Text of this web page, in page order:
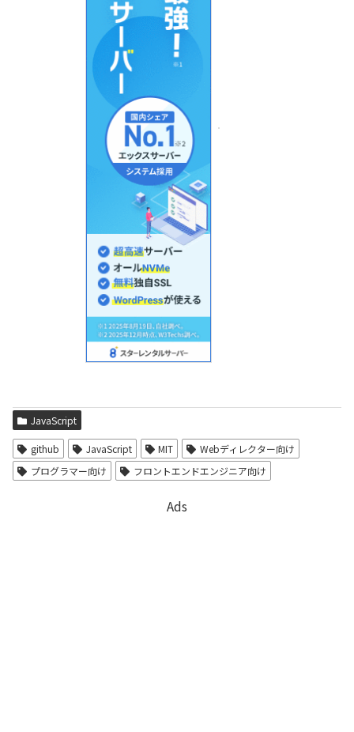
JavaScript
github JavaScript MIT
Webディレクター向け
プログラマー向け
フロントエンドエンジニア向け
Ads